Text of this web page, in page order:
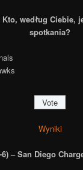
według Ciebie,
spotkania?
Wyniki
– San Diego